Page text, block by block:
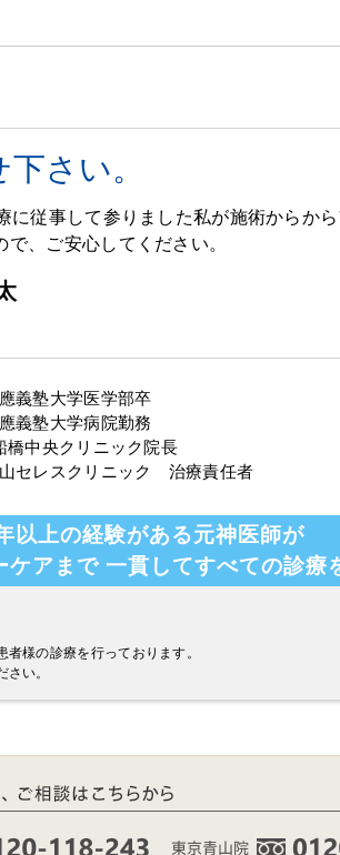
さい。
に従事して参りました私が施術からか
、ご安心してください。
義塾大学医学部卒
義塾大学病院勤務
中央クリニック院長
セレスクリニック 治療責任者
以上の経験がある元神医師が
ケアまで 一貫してすべての診療
様の診療を行っております。
い。